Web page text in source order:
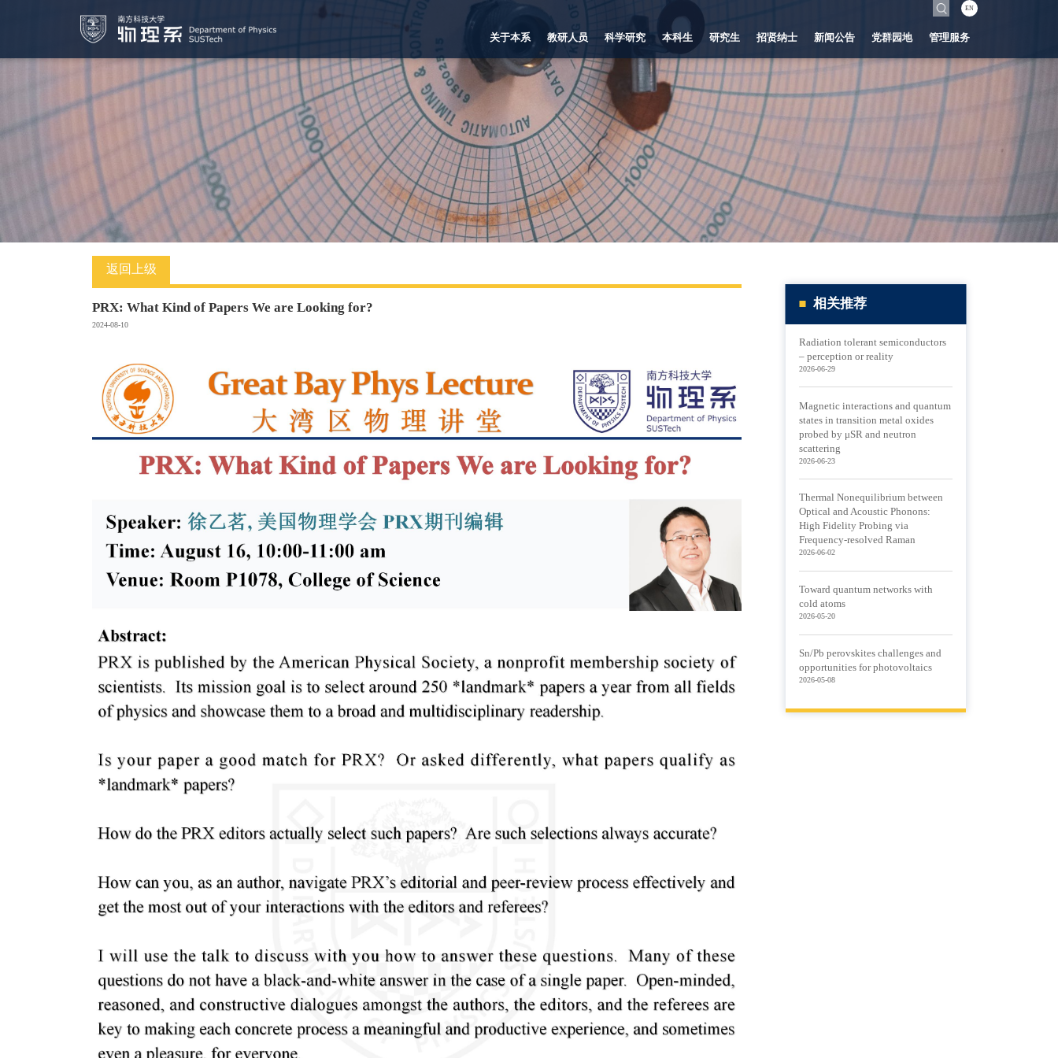
关于本系 教研人员 科学研究 本科生 研究生 招贤纳士 新闻公告 党群园地 管理服务
EN
返回上级
相关推荐
Radiation tolerant semiconductors
– perception or reality
2026-06-29
Magnetic interactions and quantum
states in transition metal oxides
probed by μSR and neutron
scattering
2026-06-23
Thermal Nonequilibrium between
Optical and Acoustic Phonons:
High Fidelity Probing via
Frequency-resolved Raman
2026-06-02
Toward quantum networks with
cold atoms
2026-05-20
Sn/Pb perovskites challenges and
opportunities for photovoltaics
2026-05-08
PRX: What Kind of Papers We are Looking for?
2024-08-10